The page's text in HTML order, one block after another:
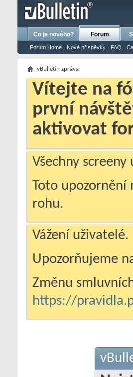
Co je nového? Forum
Forum Home Nové příspěvky FAQ
vBulletin zpráva
Vítejte na
první
aktivovat
Všechny
Toto upozornění
rohu.
Vážení uživatelé.
Upozorňujeme
Změnu
https://